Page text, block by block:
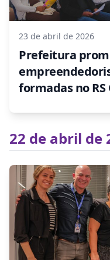
23 de abril de 2026
Prefeitura
formadas no
22 de abril de